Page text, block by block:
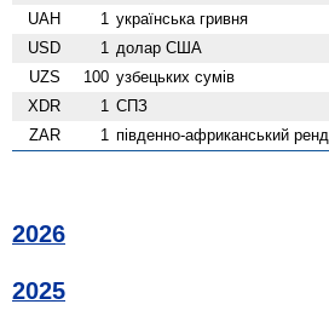
UAH 1 українська гривня
USD 1 долар США
UZS 100 узбецьких сумів
XDR 1 СПЗ
ZAR 1 південно-африканський ренд
2026
2025